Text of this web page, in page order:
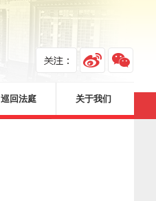
巡回法庭 关于我们